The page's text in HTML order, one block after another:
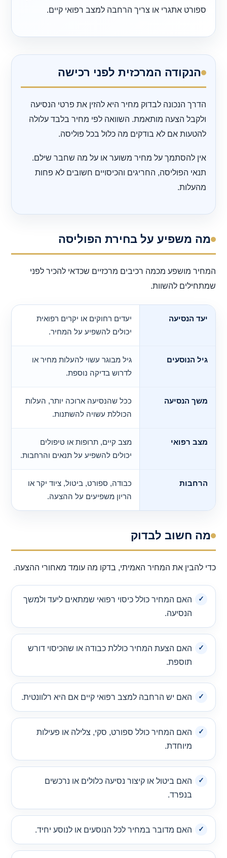
ספורט אתגרי או צריך הרחבה למצב רפואי קיים.
הנקודה המרכזית לפני רכישה
הדרך הנכונה לבדוק מחיר היא להזין את פרטי הנסיעה
ולקבל הצעה מותאמת. השוואה לפי מחיר בלבד עלולה
להטעות אם לא בודקים מה כלול בכל פוליסה.
אין להסתמך על מחיר משוער או על מה שחבר שילם.
תנאי הפוליסה, החריגים והכיסויים חשובים לא פחות
מהעלות.
מה משפיע על בחירת הפוליסה
המחיר מושפע מכמה רכיבים מרכזיים שכדאי להכיר לפני
שמתחילים להשוות.
יעד הנסיעה
יעדים רחוקים או יקרים רפואית
יכולים להשפיע על המחיר.
גיל הנוסעים
גיל מבוגר עשוי להעלות מחיר או
לדרוש בדיקה נוספת.
משך הנסיעה
ככל שהנסיעה ארוכה יותר, העלות
הכוללת עשויה להשתנות.
מצב רפואי
מצב קיים, תרופות או טיפולים
יכולים להשפיע על תנאים והרחבות.
הרחבות
כבודה, ספורט, ביטול, ציוד יקר או
הריון משפיעים על ההצעה.
מה חשוב לבדוק
כדי להבין את המחיר האמיתי, בדקו מה עומד מאחורי ההצעה.
האם המחיר כולל כיסוי רפואי שמתאים ליעד ולמשך
הנסיעה.
האם הצעת המחיר כוללת כבודה או שהכיסוי דורש
תוספת.
האם יש הרחבה למצב רפואי קיים אם היא רלוונטית.
האם המחיר כולל ספורט, סקי, צלילה או פעילות
מיוחדת.
האם ביטול או קיצור נסיעה כלולים או נרכשים
בנפרד.
האם מדובר במחיר לכל הנוסעים או לנוסע יחיד.